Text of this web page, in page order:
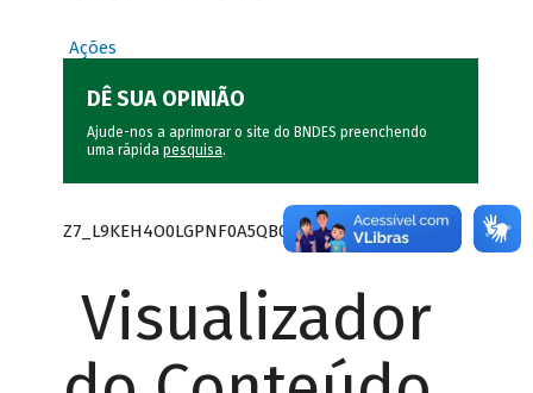
Ações
DÊ SUA OPINIÃO
Ajude-nos a aprimorar o site do BNDES preenchendo
uma rápida pesquisa.
Z7_L9KEH4O0LGPNF0A5QB0GE41431
Visualizador